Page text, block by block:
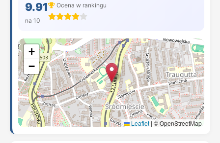
9.91
na 10
Ocena w rankingu
+
−
Leaflet | © OpenStreetMap